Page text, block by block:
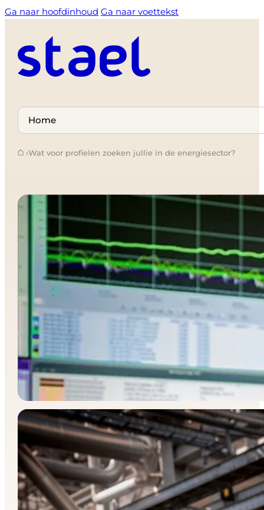
Ga naar hoofdinhoud Ga naar voettekst
Select
page
›Wat voor profielen zoeken jullie in de energiesector?